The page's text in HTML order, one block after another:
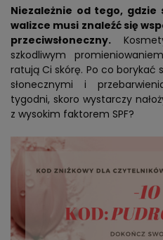
Niezależnie od tego, gdzie
walizce musi znaleźć się
przeciwsłoneczny.
szkodliwym
ratują Ci skórę. Po co borykać
słonecznymi i
tygodni, skoro wystarczy
z wysokim faktorem SPF?